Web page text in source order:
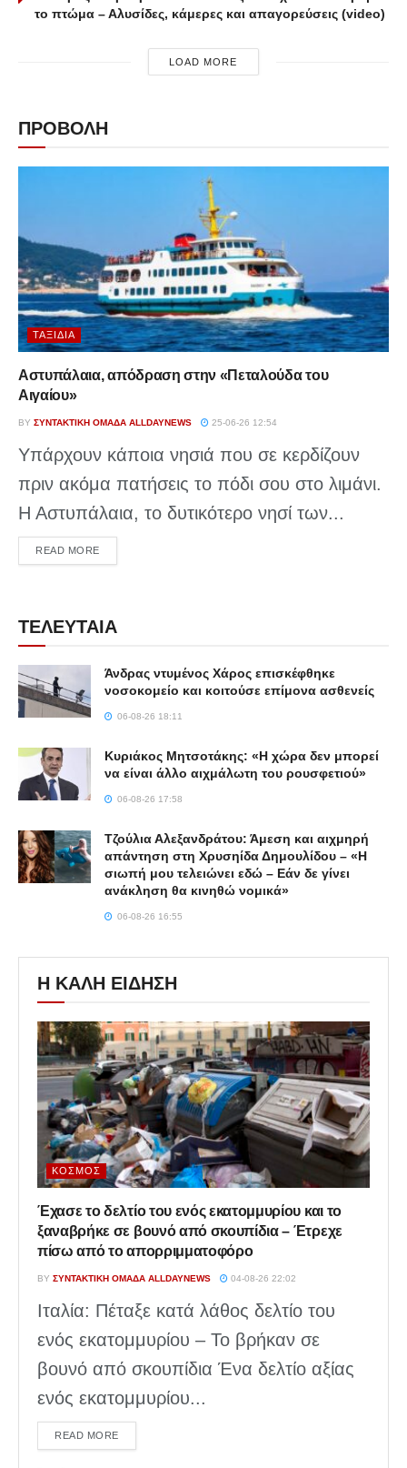
το πτώμα – Αλυσίδες, κάμερες και απαγορεύσεις (video)
LOAD MORE
ΠΡΟΒΟΛΗ
ΤΑΞΊΔΙΑ
Αστυπάλαια, απόδραση στην «Πεταλούδα του
Αιγαίου»
BY ΣΥΝΤΑΚΤΙΚΉ ΟΜΆΔΑ ALLDAYNEWS 25-06-26 12:54
Υπάρχουν κάποια νησιά που σε κερδίζουν
πριν ακόμα πατήσεις το πόδι σου στο λιμάνι.
Η Αστυπάλαια, το δυτικότερο νησί των...
READ MOREDETAILS
ΤΕΛΕΥΤΑΙΑ
Άνδρας ντυμένος Χάρος επισκέφθηκε
νοσοκομείο και κοιτούσε επίμονα ασθενείς
06-08-26 18:11
Κυριάκος Μητσοτάκης: «Η χώρα δεν μπορεί
να είναι άλλο αιχμάλωτη του ρουσφετιού»
06-08-26 17:58
Τζούλια Αλεξανδράτου: Άμεση και αιχμηρή
απάντηση στη Χρυσηίδα Δημουλίδου – «Η
σιωπή μου τελειώνει εδώ – Εάν δε γίνει
ανάκληση θα κινηθώ νομικά»
06-08-26 16:55
Η ΚΑΛΗ ΕΙΔΗΣΗ
ΚΌΣΜΟΣ
Έχασε το δελτίο του ενός εκατομμυρίου και το
ξαναβρήκε σε βουνό από σκουπίδια – Έτρεχε
πίσω από το απορριμματοφόρο
BY ΣΥΝΤΑΚΤΙΚΉ ΟΜΆΔΑ ALLDAYNEWS 04-08-26 22:02
Ιταλία: Πέταξε κατά λάθος δελτίο του
ενός εκατομμυρίου – Το βρήκαν σε
βουνό από σκουπίδια Ένα δελτίο αξίας
ενός εκατομμυρίου...
READ MOREDETAILS